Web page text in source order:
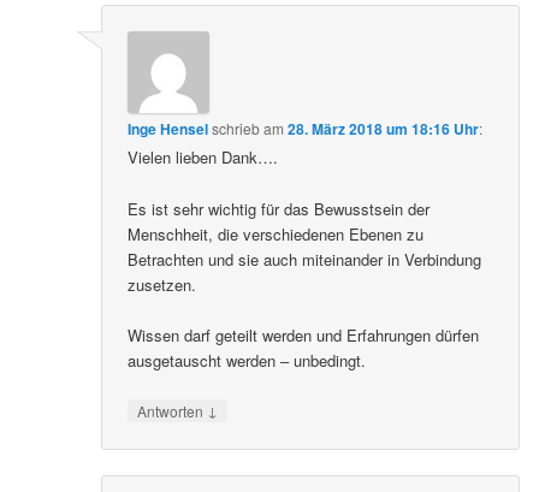
Inge Henselschriebam28. März 2018 um 18:16 Uhr:
Vielen lieben Dank….
Es ist sehr wichtig für das Bewusstsein der
Menschheit, die verschiedenen Ebenen zu
Betrachten und sie auch miteinander in Verbindung
zusetzen.
Wissen darf geteilt werden und Erfahrungen dürfen
ausgetauscht werden – unbedingt.
Antworten ↓